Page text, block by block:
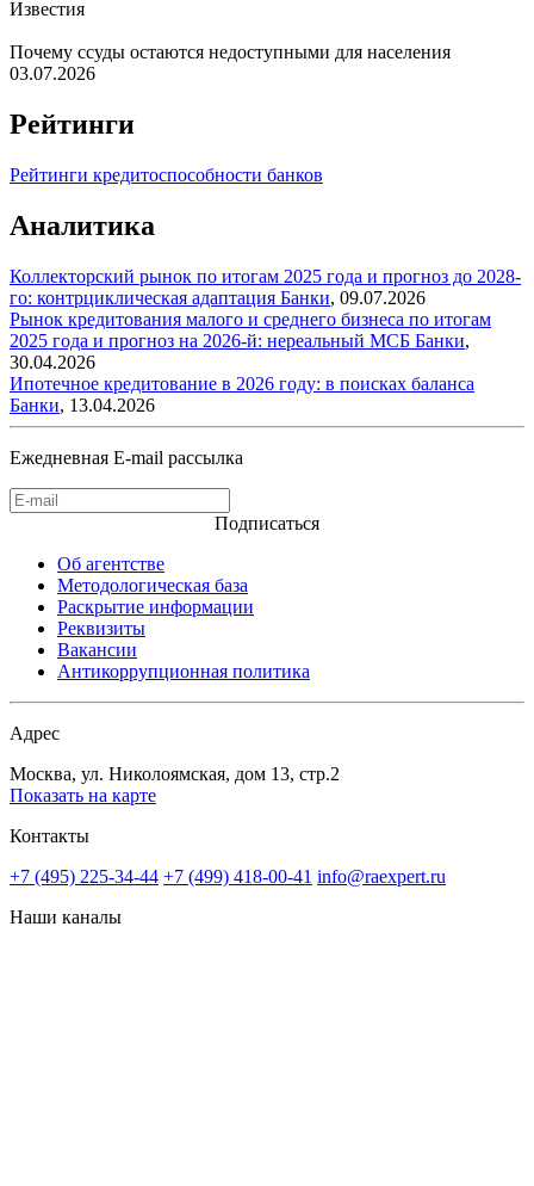
Известия
Почему ссуды остаются недоступными для населения
03.07.2026
Рейтинги
Рейтинги кредитоспособности банков
Аналитика
Коллекторский рынок по итогам 2025 года и прогноз до 2028-
го: контрциклическая адаптация Банки, 09.07.2026
Рынок кредитования малого и среднего бизнеса по итогам
2025 года и прогноз на 2026-й: нереальный МСБ Банки,
30.04.2026
Ипотечное кредитование в 2026 году: в поисках баланса
Банки, 13.04.2026
Ежедневная E-mail рассылка
Подписаться
Об агентстве
Методологическая база
Раскрытие информации
Реквизиты
Вакансии
Антикоррупционная политика
Адрес
Москва, ул. Николоямская, дом 13, стр.2
Показать на карте
Контакты
+7 (495) 225-34-44 +7 (499) 418-00-41 info@raexpert.ru
Наши каналы